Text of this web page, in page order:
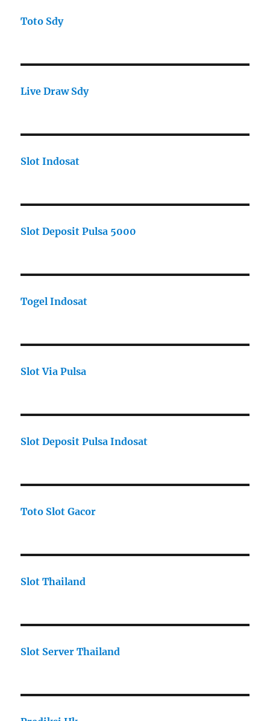
Toto Sdy
Live Draw Sdy
Slot Indosat
Slot Deposit Pulsa 5000
Togel Indosat
Slot Via Pulsa
Slot Deposit Pulsa Indosat
Toto Slot Gacor
Slot Thailand
Slot Server Thailand